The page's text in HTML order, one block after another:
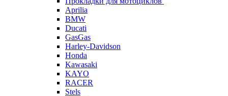
Aprilia
BMW
Ducati
GasGas
Harley-Davidson
Honda
Kawasaki
KAYO
RACER
Stels